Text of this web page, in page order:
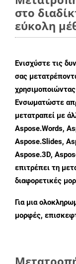
στο
εύκολη
Ενισχύστε τις
σας
Ενσωματώστε
μετατραπεί με
Aspose.Words,
Aspose.Slides,
Aspose.3D,
επιτρέπει τη
διαφορετικές
Για μια
μορφές,